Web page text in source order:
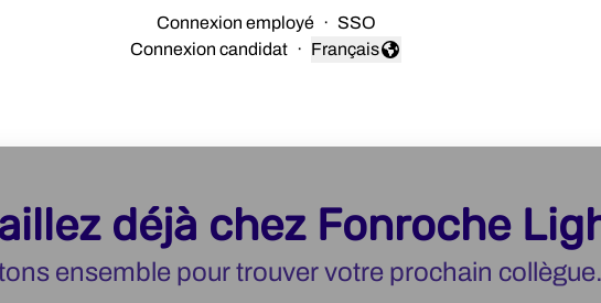
Connexion employé · SSO
Connexion candidat ·
Changer la langue
Français
déjà chez Fonroche
ensemble pour trouver votre prochain collègue.